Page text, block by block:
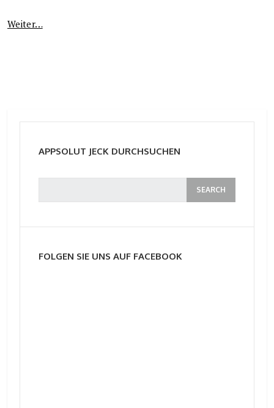
Weiter…
APPSOLUT JECK DURCHSUCHEN
FOLGEN SIE UNS AUF FACEBOOK